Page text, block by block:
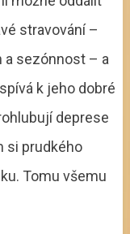
stravování –
a sezónnost – a
k jeho dobré
deprese
si prudkého
Tomu všemu